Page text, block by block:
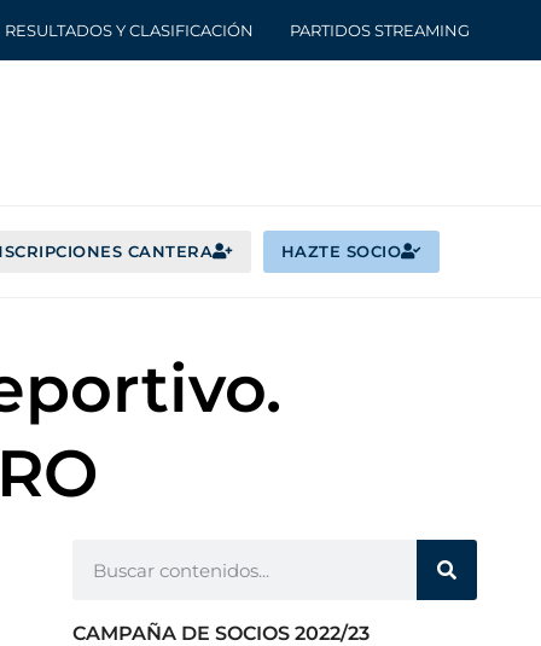
RESULTADOS Y CLASIFICACIÓN PARTIDOS STREAMING
CANTERA HAZTE SOCIO
CAMPAÑA DE SOCIOS 2022/23